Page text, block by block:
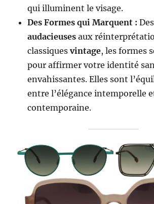
qui illuminent le visage.
Des Formes qui Marquent :
audacieuses aux
classiquesvintage, les formes
pour affirmer votre identité
envahissantes. Elles sont
entre l’élégance intemporelle
contemporaine.